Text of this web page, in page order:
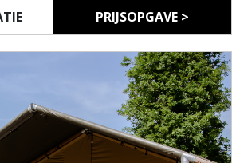
met keukenset.
PRIJSOPGAVE >